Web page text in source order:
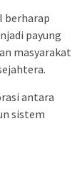
berharap
payung
masyarakat
antara
sistem